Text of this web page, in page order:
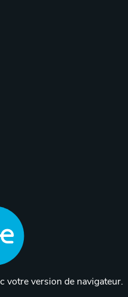
votre version de navigateur.